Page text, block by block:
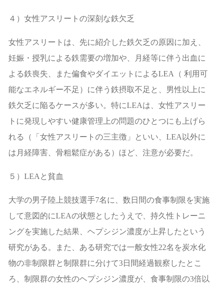
４）女性アスリートの深刻な鉄欠乏
女性アスリートは、先に紹介した鉄欠乏の原因に加え、
妊娠・授乳による鉄需要の増加や、月経等に伴う出血に
よる鉄喪失、また偏食やダイエットによるLEA（ 利用可
能なエネルギー不足）に伴う鉄摂取不足と、男性以上に
鉄欠乏に陥るケースが多い。特にLEAは、女性アスリー
トに発現しやすい健康管理上の問題のひとつにも上げら
れる（「女性アスリートの三主徴」といい、 LEA以外に
は月経障害、骨粗鬆症がある）ほど、注意が必要だ。
５） LEAと貧血
大学の男子陸上競技選手7名に、数日間の食事制限を実施
して意図的にLEAの状態としたうえで、持久性トレーニ
ングを実施した結果、ヘプシジン濃度が上昇したという
研究がある。また、ある研究では一般女性22名を炭水化
物の非制限群と制限群に分けて3日間経過観察したとこ
ろ、制限群の女性のヘプシジン濃度が、食事制限の3倍以